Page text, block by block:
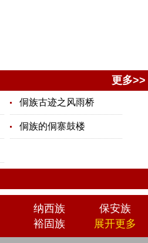
更多>>
侗族古迹之风雨桥
侗族的侗寨鼓楼
纳西族
保安族
裕固族 展开更多